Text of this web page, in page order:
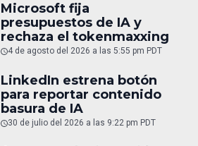
Microsoft fija
presupuestos de IA y
rechaza el tokenmaxxing
4 de agosto del 2026 a las 5:55 pm PDT
LinkedIn estrena botón
para reportar contenido
basura de IA
30 de julio del 2026 a las 9:22 pm PDT